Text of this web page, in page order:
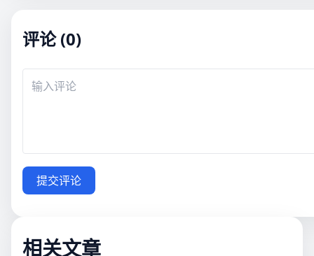
评论 (0)
提交评论
相关文章